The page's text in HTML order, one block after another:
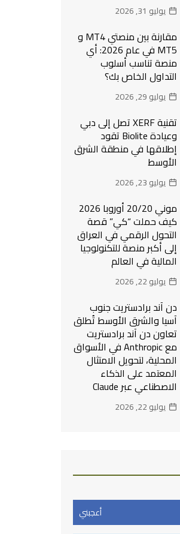
يوليو 31, 2026
مقارنة بين منصتي MT4 و
MT5 في عام 2026: أي
منصة تناسب أسلوب
التداول الخاص بك؟
يوليو 29, 2026
تقنية XERF تصل إلى دبي
وعيادة Biolite تقود
إطلاقها في منطقة الشرق
الأوسط
يوليو 23, 2026
موني 20/20 أوروبا 2026
كيف حملت “كي” قصة
التحول الرقمي في العراق
إلى أكبر منصة للتكنولوجيا
المالية في العالم
يوليو 22, 2026
دن آند برادستريت جنوب
آسيا والشرق الأوسط تُطلق
تعاون دن آند برادستريت
مع Anthropic في الأسواق
المحلية، لتحويل الامتثال
المعتمد على الذكاء
الاصطناعي عبر Claude
يوليو 22, 2026
أعجبني